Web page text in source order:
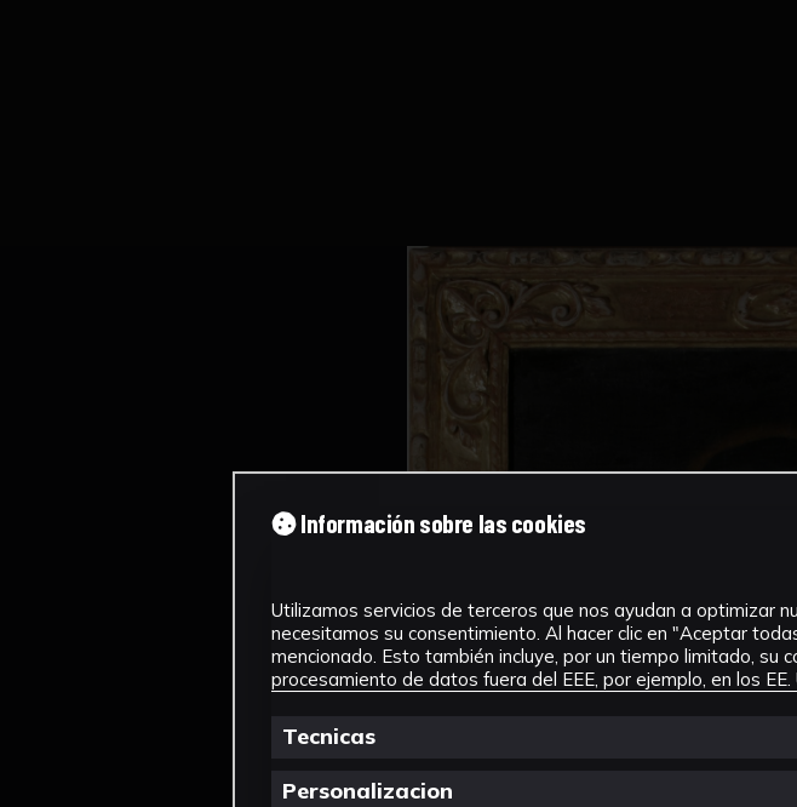
Información sobre las cookies
Utilizamos servicios de terceros que nos ayudan a optimizar
necesitamos su consentimiento. Al hacer clic en "Aceptar
mencionado. Esto también incluye, por un tiempo limitado, su
procesamiento de datos fuera del EEE, por ejemplo, en los EE.
Tecnicas
Personalizacion